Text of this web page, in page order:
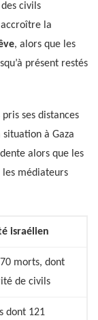
civils
accroître la
, alors que les
présent restés
ses distances
à Gaza
alors que les
les médiateurs
israélien
morts, dont
de civils
dont 121